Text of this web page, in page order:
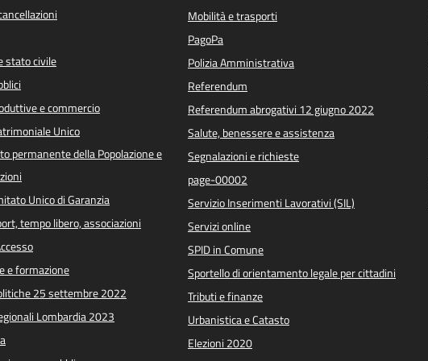
stato civile
e commercio
Unico
permanente della Popolazione e
Unico di Garanzia
tempo libero, associazioni
e formazione
25 settembre 2022
Lombardia 2023
Mobilità e trasporti
PagoPa
Polizia Amministrativa
Referendum
Referendum abrogativi 12 giugno 2022
Salute, benessere e assistenza
Segnalazioni e richieste
page-00002
Servizio Inserimenti Lavorativi (SIL)
Servizi online
SPID in Comune
Sportello di orientamento legale per cittadini
Tributi e finanze
Urbanistica e Catasto
Elezioni 2020